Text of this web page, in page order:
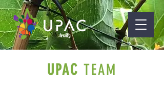
UPAC TEAM